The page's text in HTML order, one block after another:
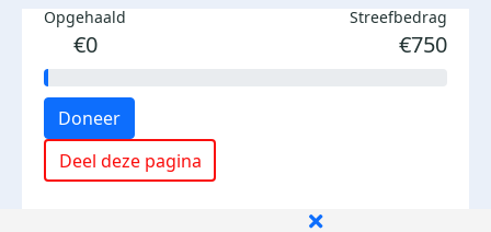
Opgehaald
€0
Streefbedrag
€750
Doneer
Deel deze pagina